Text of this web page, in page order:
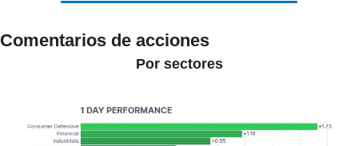
Comentarios de acciones
Por sectores